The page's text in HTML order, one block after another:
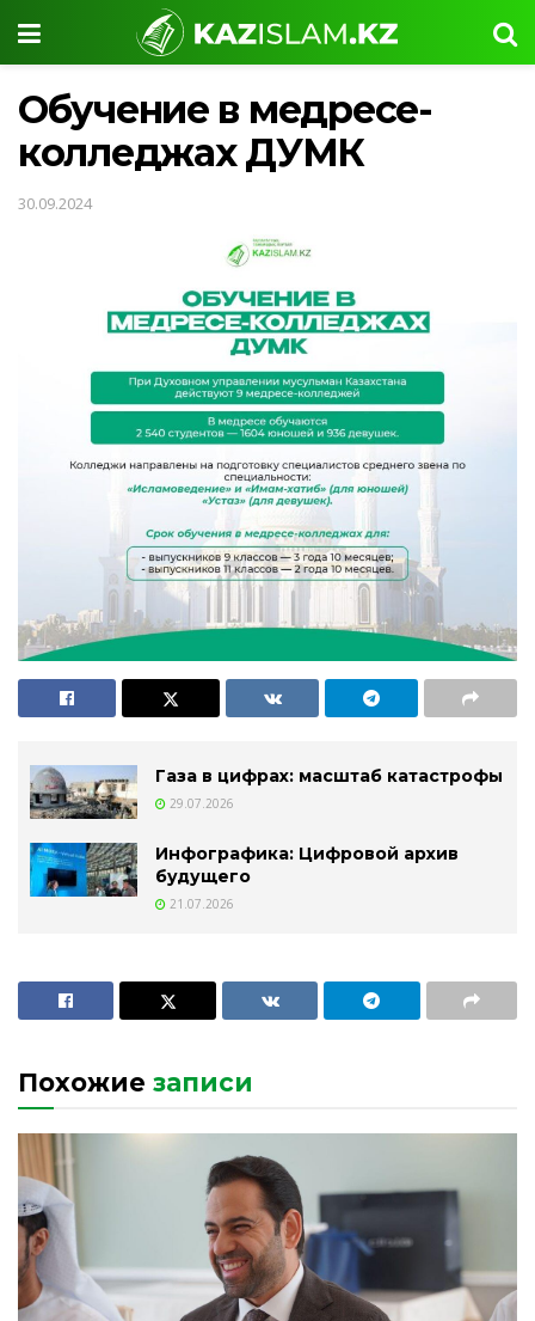
Обучение в медресе-
колледжах ДУМК
30.09.2024
Газа в цифрах: масштаб катастрофы
29.07.2026
Инфографика: Цифровой архив
будущего
21.07.2026
Похожие записи